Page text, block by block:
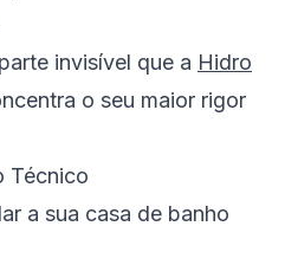
invisível que a Hidro
o seu maior rigor
Técnico
a sua casa de banho